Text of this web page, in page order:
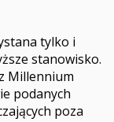
tylko i
stanowisko.
Millennium
podanych
poza